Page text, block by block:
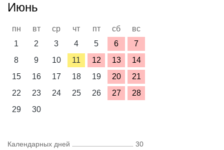
Июнь
пн вт ср чт пт сб
вс
1
2 3 4 5 6
7
8
9 10 11 12 13
14
15
16 17 18 19 20
21
22
23 24 25 26 27
28
29
30
Календарных дней
30